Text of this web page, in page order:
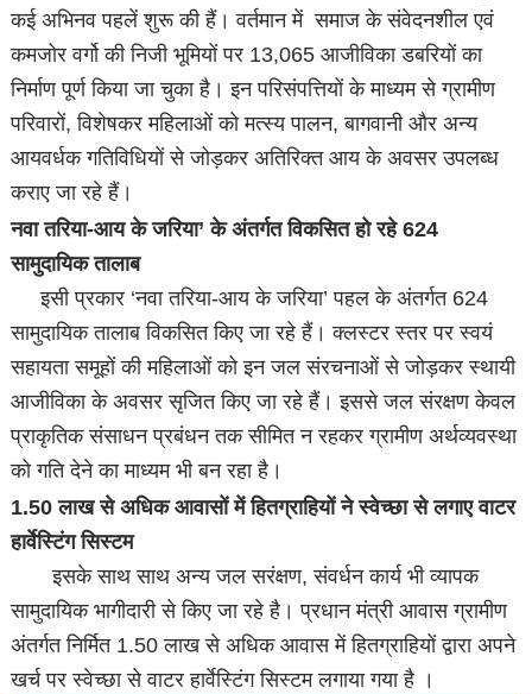
कई अभिनव पहलें शुरू की हैं। वर्तमान में समाज के संवेदनशील एवं
कमजोर वर्गो की निजी भूमियों पर 13,065 आजीविका डबरियों का
निर्माण पूर्ण किया जा चुका है। इन परिसंपत्तियों के माध्यम से ग्रामीण
परिवारों, विशेषकर महिलाओं को मत्स्य पालन, बागवानी और अन्य
आयवर्धक गतिविधियों से जोड़कर अतिरिक्त आय के अवसर उपलब्ध
कराए जा रहे हैं।
नवा तरिया-आय के जरिया’ के अंतर्गत विकसित हो रहे 624
सामुदायिक तालाब
इसी प्रकार ‘नवा तरिया-आय के जरिया’ पहल के अंतर्गत 624
सामुदायिक तालाब विकसित किए जा रहे हैं। क्लस्टर स्तर पर स्वयं
सहायता समूहों की महिलाओं को इन जल संरचनाओं से जोड़कर स्थायी
आजीविका के अवसर सृजित किए जा रहे हैं। इससे जल संरक्षण केवल
प्राकृतिक संसाधन प्रबंधन तक सीमित न रहकर ग्रामीण अर्थव्यवस्था
को गति देने का माध्यम भी बन रहा है।
1.50 लाख से अधिक आवासों में हितग्राहियों ने स्वेच्छा से लगाए वाटर
हार्वेस्टिंग सिस्टम
इसके साथ साथ अन्य जल सरंक्षण, संवर्धन कार्य भी व्यापक
सामुदायिक भागीदारी से किए जा रहे है। प्रधान मंत्री आवास ग्रामीण
अंतर्गत निर्मित 1.50 लाख से अधिक आवास में हितग्राहियों द्वारा अपने
खर्च पर स्वेच्छा से वाटर हार्वेस्टिंग सिस्टम लगाया गया है ।